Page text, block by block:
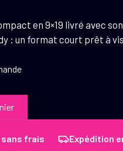
en 9×19 livré avec
: un format court prêt à
frais Expédition